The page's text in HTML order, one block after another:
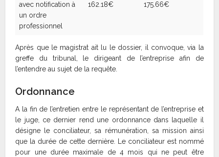
avec notification à
un ordre
professionnel
162.18€ 175.66€
Après que le magistrat ait lu le dossier, il convoque, via la
greffe du tribunal, le dirigeant de l’entreprise afin de
l’entendre au sujet de la requête.
Ordonnance
A la fin de l’entretien entre le représentant de l’entreprise et
le juge, ce dernier rend une ordonnance dans laquelle il
désigne le conciliateur, sa rémunération, sa mission ainsi
que la durée de cette dernière. Le conciliateur est nommé
pour une durée maximale de 4 mois qui ne peut être